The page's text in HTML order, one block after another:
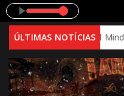
II - 1985)
ÚLTIMAS NOTÍCIAS
(2026 - Brutal Mind)